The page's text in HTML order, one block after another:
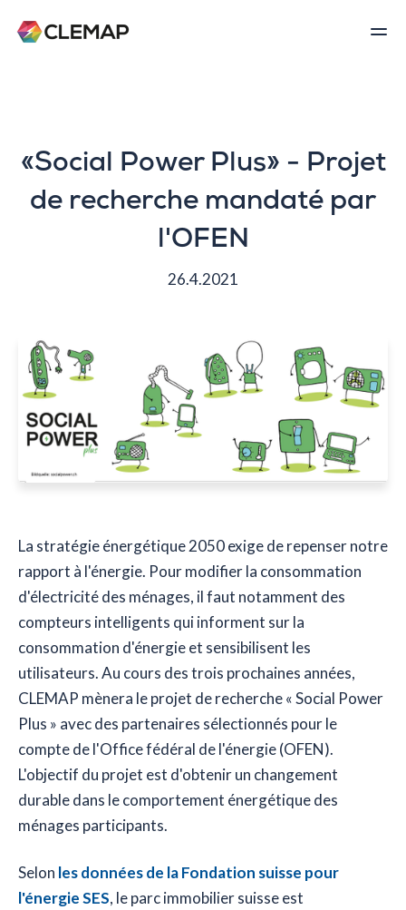
«Social Power Plus» - Projet
de recherche mandaté par
l'OFEN
26.4.2021
La stratégie énergétique 2050 exige de repenser notre
rapport à l'énergie. Pour modifier la consommation
d'électricité des ménages, il faut notamment des
compteurs intelligents qui informent sur la
consommation d'énergie et sensibilisent les
utilisateurs. Au cours des trois prochaines années,
CLEMAP mènera le projet de recherche « Social Power
Plus » avec des partenaires sélectionnés pour le
compte de l'Office fédéral de l'énergie (OFEN).
L'objectif du projet est d'obtenir un changement
durable dans le comportement énergétique des
ménages participants.
Selon les données de la Fondation suisse pour
l'énergie SES, le parc immobilier suisse est